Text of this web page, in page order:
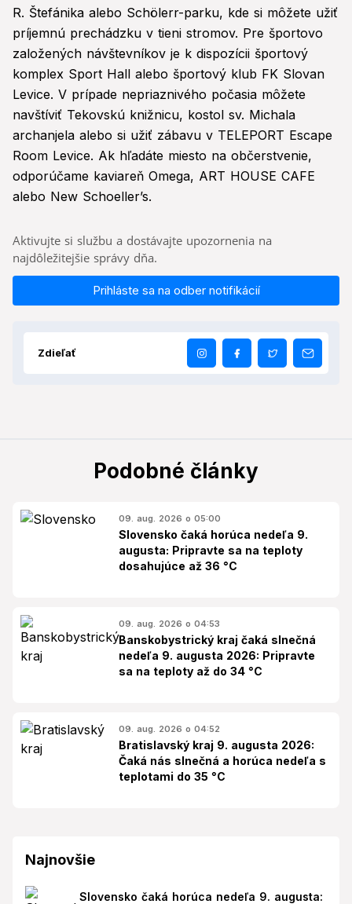
R. Štefánika alebo Schölerr-parku, kde si môžete užiť
príjemnú prechádzku v tieni stromov. Pre športovo
založených návštevníkov je k dispozícii športový
komplex Sport Hall alebo športový klub FK Slovan
Levice. V prípade nepriaznivého počasia môžete
navštíviť Tekovskú knižnicu, kostol sv. Michala
archanjela alebo si užiť zábavu v TELEPORT Escape
Room Levice. Ak hľadáte miesto na občerstvenie,
odporúčame kaviareň Omega, ART HOUSE CAFE
alebo New Schoeller’s.
Aktivujte si službu a dostávajte upozornenia na
najdôležitejšie správy dňa.
Prihláste sa na odber notifikácií
Zdieľať
Podobné články
09. aug. 2026 o 05:00
Slovensko čaká horúca nedeľa 9.
augusta: Pripravte sa na teploty
dosahujúce až 36 °C
09. aug. 2026 o 04:53
Banskobystrický kraj čaká slnečná
nedeľa 9. augusta 2026: Pripravte
sa na teploty až do 34 °C
09. aug. 2026 o 04:52
Bratislavský kraj 9. augusta 2026:
Čaká nás slnečná a horúca nedeľa s
teplotami do 35 °C
Najnovšie
Slovensko čaká horúca nedeľa 9. augusta: